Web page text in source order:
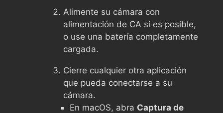
Alimente su cámara con
alimentación de CA si es posible,
o use una batería completamente
cargada.
Cierre cualquier otra aplicación
que pueda conectarse a su
cámara.
En macOS, abra Captura de